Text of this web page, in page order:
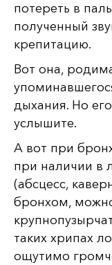
потереть в
полученный
крепитацию.
Вот она,
дыхания. Но
услышите.
А вот при
при наличии в
(абсцесс,
бронхом,
таких хрипах
ощутимо